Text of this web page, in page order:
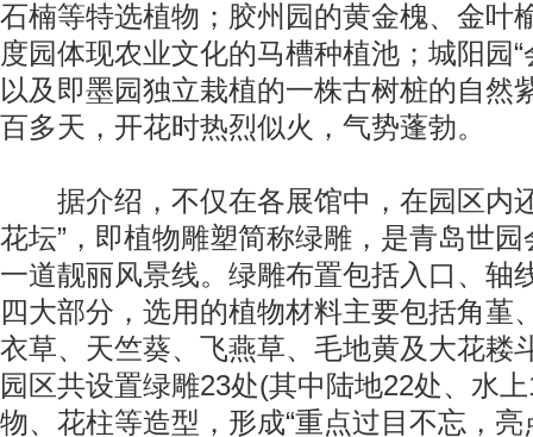
石楠等特选植物；胶州园的黄金槐、金叶
度园体现农业文化的马槽种植池；城阳园
以及即墨园独立栽植的一株古树桩的自然
百多天，开花时热烈似火，气势蓬勃。
据介绍，不仅在各展馆中，在园区内
花坛”，即植物雕塑简称绿雕，是青岛世
一道靓丽风景线。绿雕布置包括入口、轴
四大部分，选用的植物材料主要包括角堇
衣草、天竺葵、飞燕草、毛地黄及大花耧
园区共设置绿雕23处(其中陆地22处、水
物、花柱等造型，形成“重点过目不忘，亮